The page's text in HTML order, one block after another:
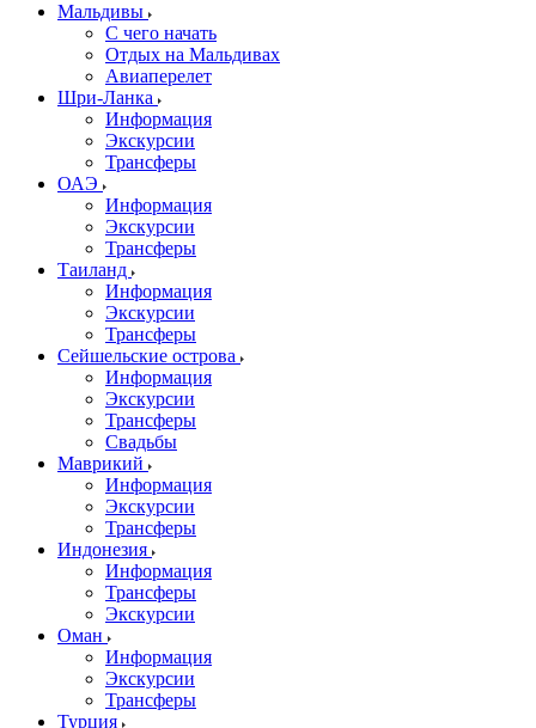
Мальдивы
С чего начать
Отдых на Мальдивах
Авиаперелет
Шри-Ланка
Информация
Экскурсии
Трансферы
ОАЭ
Информация
Экскурсии
Трансферы
Таиланд
Информация
Экскурсии
Трансферы
Сейшельские острова
Информация
Экскурсии
Трансферы
Свадьбы
Маврикий
Информация
Экскурсии
Трансферы
Индонезия
Информация
Трансферы
Экскурсии
Оман
Информация
Экскурсии
Трансферы
Турция